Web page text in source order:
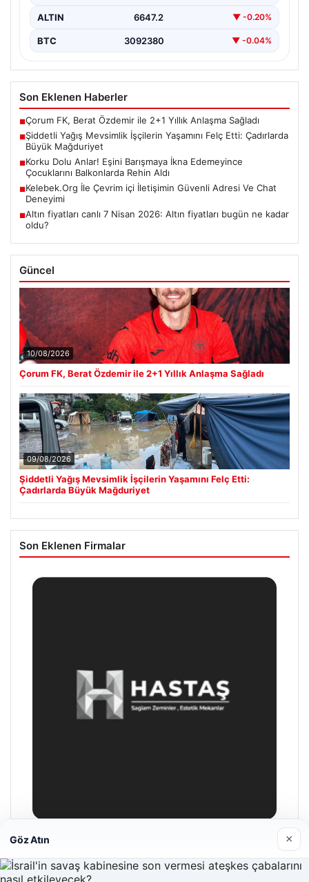
ALTIN 6647.2 ▼ -0.20%
BTC 3092380 ▼ -0.04%
Son Eklenen Haberler
■Çorum FK, Berat Özdemir ile 2+1 Yıllık Anlaşma Sağladı
■Şiddetli Yağış Mevsimlik İşçilerin Yaşamını Felç Etti: Çadırlarda
Büyük Mağduriyet
■Korku Dolu Anlar! Eşini Barışmaya İkna Edemeyince
Çocuklarını Balkonlarda Rehin Aldı
■Kelebek.Org İle Çevrim içi İletişimin Güvenli Adresi Ve Chat
Deneyimi
■Altın fiyatları canlı 7 Nisan 2026: Altın fiyatları bugün ne kadar
oldu?
Güncel
10/08/2026
Çorum FK, Berat Özdemir ile 2+1 Yıllık Anlaşma Sağladı
09/08/2026
Şiddetli Yağış Mevsimlik İşçilerin Yaşamını Felç Etti:
Çadırlarda Büyük Mağduriyet
Son Eklenen Firmalar
Hastaş Beton
26/05/2026
Göz Atın ×